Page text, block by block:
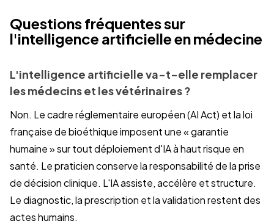
Questions fréquentes sur
l'intelligence artificielle en médecine
L'intelligence artificielle va-t-elle remplacer
les médecins et les vétérinaires ?
Non. Le cadre réglementaire européen (AI Act) et la loi
française de bioéthique imposent une « garantie
humaine » sur tout déploiement d'IA à haut risque en
santé. Le praticien conserve la responsabilité de la prise
de décision clinique. L'IA assiste, accélère et structure.
Le diagnostic, la prescription et la validation restent des
actes humains.